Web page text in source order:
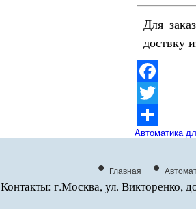
Для
доствку
Facebook
Twitter
Отправить
Автоматика
• Главная •
Контакты: г.Москва, ул.